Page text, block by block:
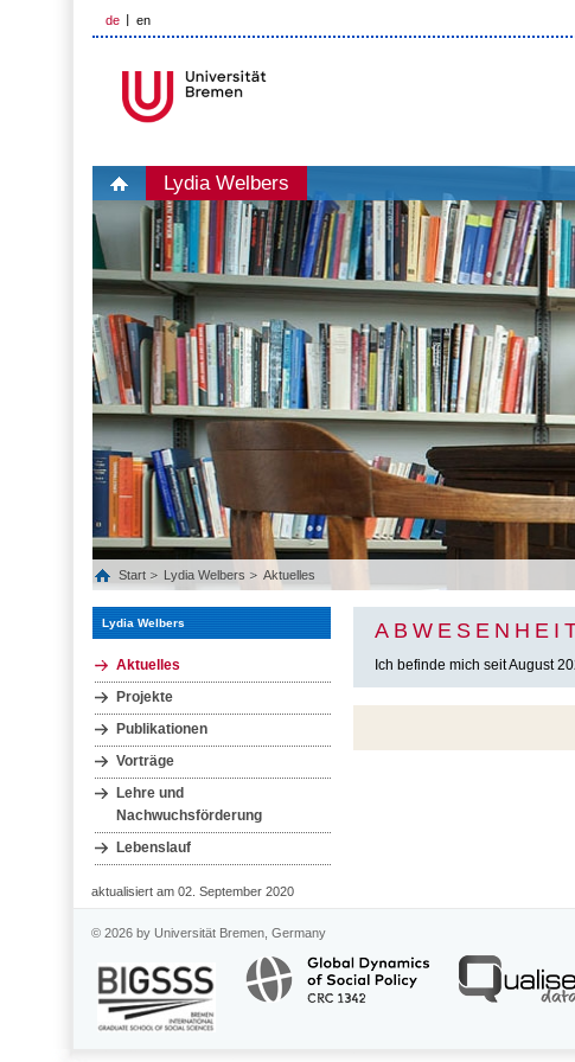
de en
Lydia Welbers
Start Lydia Welbers Aktuelles
Lydia Welbers
Aktuelles
Projekte
Publikationen
Vorträge
Lehre und
Nachwuchsförderung
Lebenslauf
Ich befinde mich seit August
aktualisiert am 02. September 2020
© 2026 by Universität Bremen, Germany